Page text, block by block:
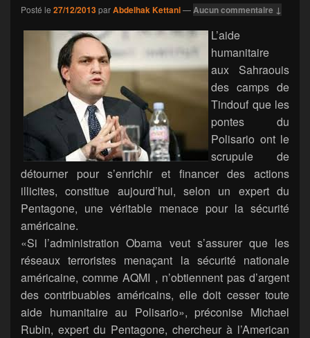
Posté le 27/12/2013parAbdelhak Kettani—Aucun commentaire ↓
L’aide
humanitaire
aux Sahraouis
des camps de
Tindouf que les
pontes du
Polisario ont le
scrupule de
détourner pour s’enrichir et financer des actions
illicites, constitue aujourd’hui, selon un expert du
Pentagone, une véritable menace pour la sécurité
américaine.
«Si l’administration Obama veut s’assurer que les
réseaux terroristes menaçant la sécurité nationale
américaine, comme AQMI , n’obtiennent pas d’argent
des contribuables américains, elle doit cesser toute
aide humanitaire au Polisario», préconise Michael
Rubin, expert du Pentagone, chercheur à l’American